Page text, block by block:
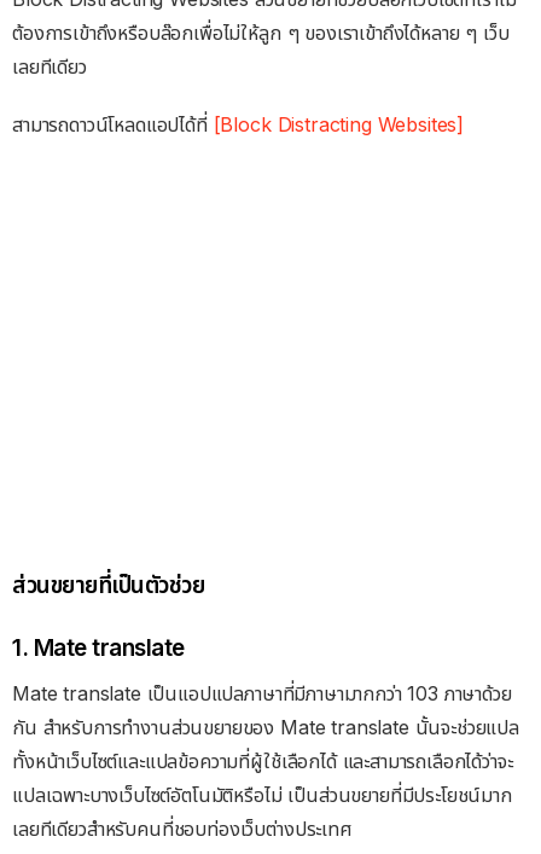
ต้องการเข้าถึงหรือบล๊อกเพื่อไม่ให้ลูก ๆ ของเราเข้าถึงได้หลาย ๆ เว็บ
เลยทีเดียว
สามารถดาวน์โหลดแอปได้ที่ [Block Distracting Websites]
ส่วนขยายที่เป็นตัวช่วย
1. Mate translate
Mate translate เป็นแอปแปลภาษาที่มีภาษามากกว่า 103 ภาษาด้วย
กัน สำหรับการทำงานส่วนขยายของ Mate translate นั้นจะช่วยแปล
ทั้งหน้าเว็บไซต์และแปลข้อความที่ผู้ใช้เลือกได้ และสามารถเลือกได้ว่าจะ
แปลเฉพาะบางเว็บไซต์อัตโนมัติหรือไม่ เป็นส่วนขยายที่มีประโยชน์มาก
เลยทีเดียวสำหรับคนที่ชอบท่องเว็บต่างประเทศ